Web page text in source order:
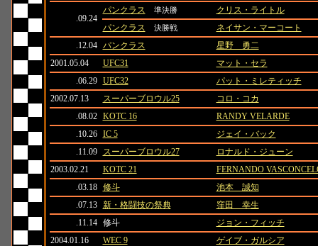
.09.24
パンクラス 準決勝
クリス・ライトル
パンクラス
決勝戦
ネイサン・マーコート
.12.04
パンクラス
星野 勇二
2001.05.04
UFC31
マット・セラ
.06.29
UFC32
パット・ミレティッチ
2002.07.13
スーパーブロウル25
コロ・コカ
.08.02
KOTC 16
RANDY VELARDE
.10.26
IC 5
ジェイ・バック
.11.09
スーパーブロウル27
ロナルド・ジューン
2003.02.21
KOTC 21
FERNANDO
.03.18
修斗
池本 誠知
.07.13
新・格闘技の祭典
窪田 幸生
.11.14
修斗
ジョン・フィッチ
2004.01.16
WEC 9
ゲイブ・ガルシア